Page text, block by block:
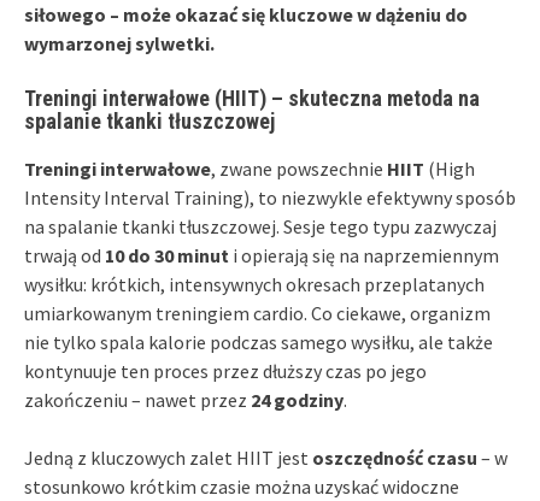
siłowego – może okazać się kluczowe w dążeniu do
wymarzonej sylwetki.
Treningi interwałowe (HIIT) – skuteczna metoda na
spalanie tkanki tłuszczowej
Treningi interwałowe, zwane powszechnie HIIT (High
Intensity Interval Training), to niezwykle efektywny sposób
na spalanie tkanki tłuszczowej. Sesje tego typu zazwyczaj
trwają od 10 do 30 minut i opierają się na naprzemiennym
wysiłku: krótkich, intensywnych okresach przeplatanych
umiarkowanym treningiem cardio. Co ciekawe, organizm
nie tylko spala kalorie podczas samego wysiłku, ale także
kontynuuje ten proces przez dłuższy czas po jego
zakończeniu – nawet przez 24 godziny.
Jedną z kluczowych zalet HIIT jest oszczędność czasu – w
stosunkowo krótkim czasie można uzyskać widoczne